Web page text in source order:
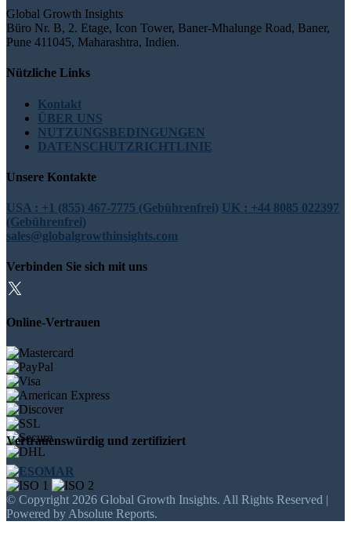
Global Growth Insights
Büro Nr. B, 2. Etage, Icon Tower, Baner-Mhalunge Road, Baner,
Pune 411045, Maharashtra, Indien.
Nützliche Links
Kontakt
ÜBER UNS
NUTZUNGSBEDINGUNGEN
DATENSCHUTZRICHTLINIE
Unsere Kontakte
USA : +1 (855) 467-7775 (Gebührenfrei) UK : +44 8085 022397
(Gebührenfrei)
sales@globalgrowthinsights.com
Verbinden Sie sich mit uns
Online-Vertrauen
Vertrauenswürdig und zertifiziert
© Copyright 2026 Global Growth Insights. All Rights Reserved |
Powered by Absolute Reports.